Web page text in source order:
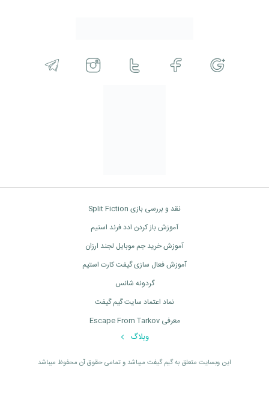
نقد و بررسی بازی Split Fiction
آموزش باز کردن ادد فرند استیم
آموزش خرید جم موبایل لجند ارزان
آموزش فعال سازی گیفت کارت استیم
گردونه شانس
نماد اعتماد سایت گیم گیفت
معرفی Escape From Tarkov
وبلاگ
اين وبسايت متعلق به گیم گیفت ميباشد و تمامی حقوق آن محفوظ ميباشد